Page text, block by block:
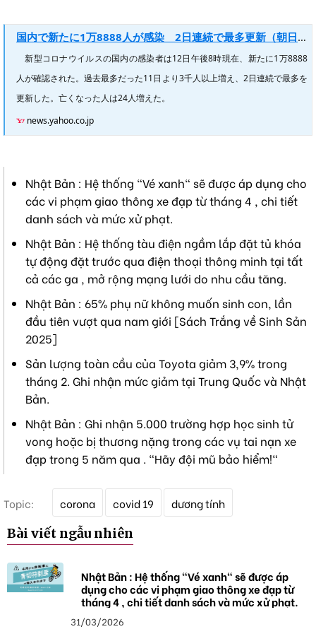
国内で新たに1万8888人が感染 2日連続で最多更新（朝日新聞デジタル） - Yahoo!ニュース
新型コロナウイルスの国内の感染者は12日午後8時現在、新たに1万8888
人が確認された。過去最多だった11日より3千人以上増え、2日連続で最多を
更新した。亡くなった人は24人増えた。
news.yahoo.co.jp
Nhật Bản : Hệ thống "Vé xanh" sẽ được áp dụng cho
các vi phạm giao thông xe đạp từ tháng 4 , chi tiết
danh sách và mức xử phạt.
Nhật Bản : Hệ thống tàu điện ngầm lắp đặt tủ khóa
tự động đặt trước qua điện thoại thông minh tại tất
cả các ga , mở rộng mạng lưới do nhu cầu tăng.
Nhật Bản : 65% phụ nữ không muốn sinh con, lần
đầu tiên vượt qua nam giới [Sách Trắng về Sinh Sản
2025]
Sản lượng toàn cầu của Toyota giảm 3,9% trong
tháng 2. Ghi nhận mức giảm tại Trung Quốc và Nhật
Bản.
Nhật Bản : Ghi nhận 5.000 trường hợp học sinh tử
vong hoặc bị thương nặng trong các vụ tai nạn xe
đạp trong 5 năm qua . "Hãy đội mũ bảo hiểm!"
Topic:
h
a
corona covid 19 dương tính
Bài viết ngẫu nhiên
Nhật Bản : Hệ thống "Vé xanh" sẽ được áp
dụng cho các vi phạm giao thông xe đạp từ
tháng 4 , chi tiết danh sách và mức xử phạt.
31/03/2026